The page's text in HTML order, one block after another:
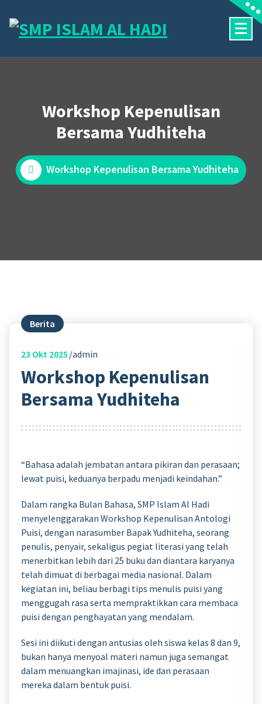
content
Workshop Kepenulisan
Bersama Yudhiteha
Workshop Kepenulisan Bersama Yudhiteha
Berita
23 Okt 2025 admin
Workshop Kepenulisan
Bersama Yudhiteha
“Bahasa adalah jembatan antara pikiran dan perasaan;
lewat puisi, keduanya berpadu menjadi keindahan.”
Dalam rangka Bulan Bahasa, SMP Islam Al Hadi
menyelenggarakan Workshop Kepenulisan Antologi
Puisi, dengan narasumber Bapak Yudhiteha, seorang
penulis, penyair, sekaligus pegiat literasi yang telah
menerbitkan lebih dari 25 buku dan diantara karyanya
telah dimuat di berbagai media nasional. Dalam
kegiatan ini, beliau berbagi tips menulis puisi yang
menggugah rasa serta mempraktikkan cara membaca
puisi dengan penghayatan yang mendalam.
Sesi ini diikuti dengan antusias oleh siswa kelas 8 dan 9,
bukan hanya menyoal materi namun juga semangat
dalam menuangkan imajinasi, ide dan perasaan
mereka dalam bentuk puisi.